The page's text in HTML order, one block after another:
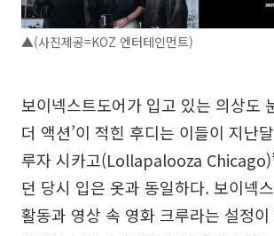
▲(사진제공=KOZ 엔터테인먼트)
보이넥스트도어가 입고 있는 의상도
더 액션’이 적힌 후디는 이들이 지난
루자 시카고(Lollapalooza
던 당시 입은 옷과 동일하다. 보이넥
활동과 영상 속 영화 크루라는 설정